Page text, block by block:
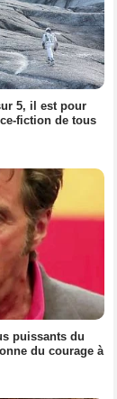
5, il est pour
fiction de tous
puissants du
du courage à